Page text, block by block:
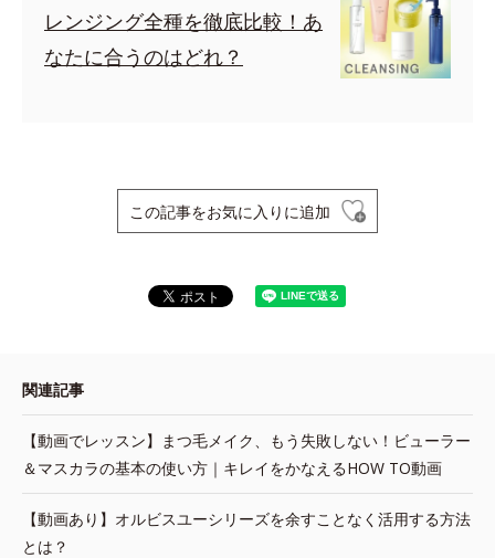
レンジング全種を徹底比較！あ
なたに合うのはどれ？
この記事をお気に入りに追加
関連記事
【動画でレッスン】まつ毛メイク、もう失敗しない！ビューラー
＆マスカラの基本の使い方｜キレイをかなえるHOW TO動画
【動画あり】オルビスユーシリーズを余すことなく活用する方法
とは？